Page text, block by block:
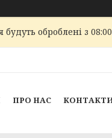
оброблені з
ПРО НАС